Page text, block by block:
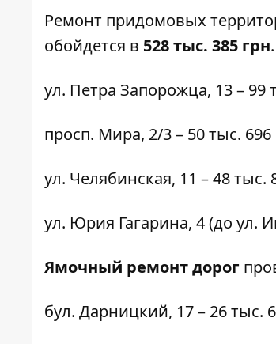
Ремонт придомовых
обойдется в 528 тыс. 385 грн
ул. Петра Запорожца, 13– 99
просп. Мира, 2/3– 50 тыс. 696
ул. Челябинская, 11 – 48 тыс.
ул. Юрия Гагарина, 4(до ул.
Ямочный ремонт дорог
бул. Дарницкий, 17– 26 тыс.